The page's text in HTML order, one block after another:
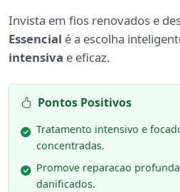
Invista em fios renovados e
Essencial é a escolha
intensiva e eficaz.
Pontos Positivos
Tratamento intensivo e
concentradas.
Promove reparacao
danificados.